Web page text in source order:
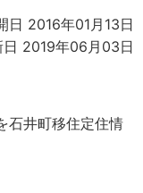
日 2016年01月13日
日 2019年06月03日
石井町移住定住情